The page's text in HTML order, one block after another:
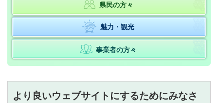
県民の方々
魅力・観光
事業者の方々
より良いウェブサイトにするためにみなさ